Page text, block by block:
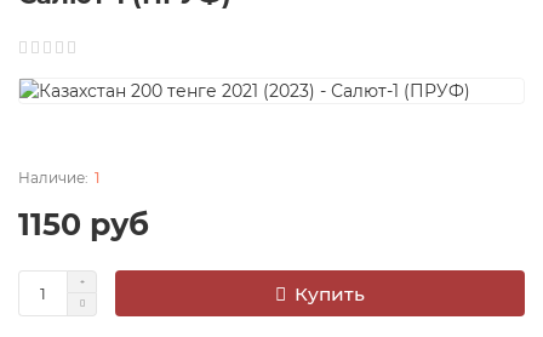
1
1150 руб
Купить